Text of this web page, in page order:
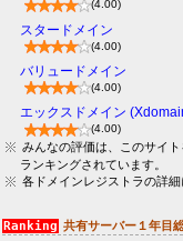
(4.00)
スタードメイン
(4.00)
バリュードメイン
(4.00)
エックスドメイン
(4.00)
みんなの評価は、このサイ
ランキングされています。
各ドメインレジストラの詳細
共有サーバー１年目